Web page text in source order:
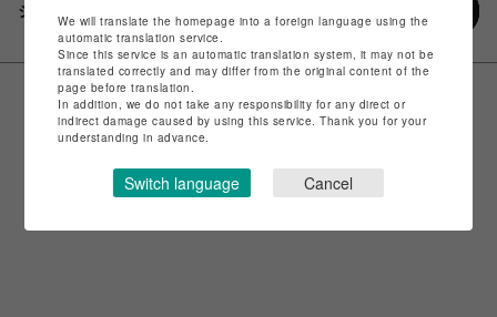
シェアする
We will translate the homepage into a foreign language using the
automatic translation service.
Since this service is an automatic translation system, it may not be
translated correctly and may differ from the original content of the
page before translation.
In addition, we do not take any responsibility for any direct or
indirect damage caused by using this service. Thank you for your
understanding in advance.
Switch language Cancel